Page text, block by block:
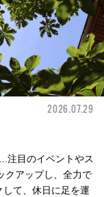
2026.07.29
注目のイベントやス
クアップし、全力で
て、休日に足を運